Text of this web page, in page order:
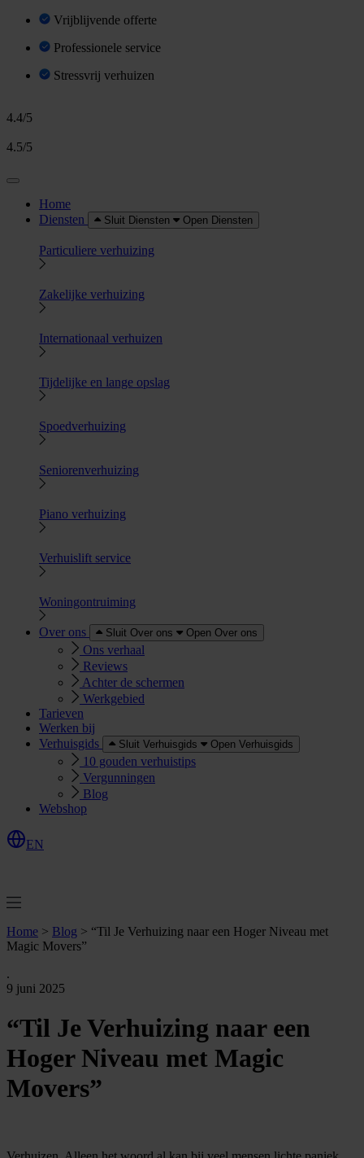
Vrijblijvende offerte
Professionele service
Stressvrij verhuizen
4.4/5
4.5/5
Home
Diensten
Sluit Diensten Open Diensten
Particuliere verhuizing
Zakelijke verhuizing
Internationaal verhuizen
Tijdelijke en lange opslag
Spoedverhuizing
Seniorenverhuizing
Piano verhuizing
Verhuislift service
Woningontruiming
Over ons Sluit Over ons Open Over ons
Ons verhaal
Reviews
Achter de schermen
Werkgebied
Tarieven
Werken bij
Verhuisgids
Sluit Verhuisgids Open Verhuisgids
10 gouden verhuistips
Vergunningen
Blog
Webshop
EN
Home > Blog > “Til Je Verhuizing naar een Hoger Niveau met
Magic Movers”
.
9 juni 2025
“Til Je Verhuizing naar een
Hoger Niveau met Magic
Movers”